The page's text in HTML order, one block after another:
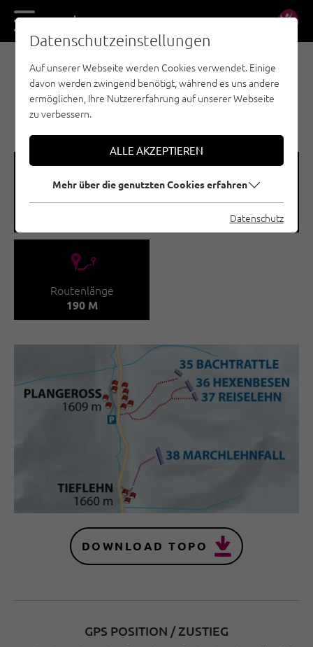
DE EN
EISKLETTERN - PITZTAL
TIEFLEHN /
MARCHLEHNFALL
🞽
Schwierigkeitsgrad
🞱
Seehöhe
1660 - 1850 M
🔹
Routenlänge
190 M
DOWNLOAD TOPO
GPS POSITION / ZUSTIEG
Datenschutzeinstellungen
Auf unserer Webseite werden Cookies verwendet. Einige
davon werden zwingend benötigt, während es uns andere
ermöglichen, Ihre Nutzererfahrung auf unserer Webseite
zu verbessern.
ALLE AKZEPTIEREN
Mehr über die genutzten Cookies erfahren
Datenschutz